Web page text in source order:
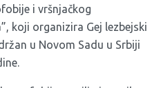
i vršnjačkog
koji organizira Gej lezbejski
u Novom Sadu u Srbiji